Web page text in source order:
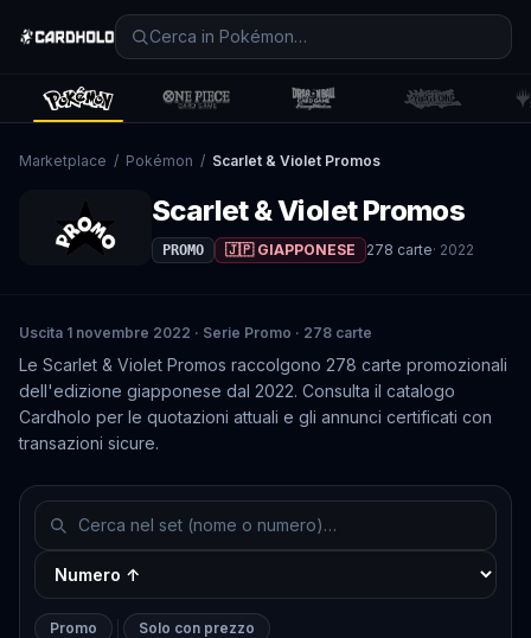
Marketplace / Pokémon / Scarlet & Violet Promos
Scarlet & Violet Promos
PROMO 🇯🇵 GIAPPONESE 278 carte· 2022
Uscita 1 novembre 2022 · Serie Promo · 278 carte
Le Scarlet & Violet Promos raccolgono 278 carte promozionali
dell'edizione giapponese dal 2022. Consulta il catalogo
Cardholo per le quotazioni attuali e gli annunci certificati con
transazioni sicure.
Promo Solo con prezzo